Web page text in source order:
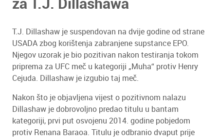
T.J. Dillashaw je suspendovan na dvije godine od strane
USADA zbog korištenja zabranjene supstance EPO.
Njegov uzorak je bio pozitivan nakon testiranja tokom
priprema za UFC meč u kategoriji „Muha“ protiv Henry
Cejuda. Dillashaw je izgubio taj meč.
Nakon što je objavljena vijest o pozitivnom nalazu
Dillashaw je dobrovoljno predao titulu u bantam
kategoriji, prvi put osvojenu 2014. godine pobjedom
protiv Renana Baraoa. Titulu je odbranio dvaput prije